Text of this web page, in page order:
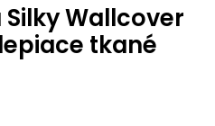
Wallcover
tkané